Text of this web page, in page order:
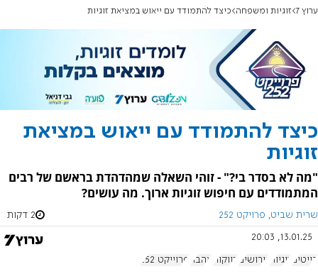
ערוץ 7 זוגיות ומשפחה כיצד להתמודד עם ייאוש במציאת זוגיות
כיצד להתמודד עם ייאוש במציאת
זוגיות
"מה לא בסדר בי?" - זוהי השאלה שמהדהדת בראשם של רבים
המתמודדים עם חיפוש זוגיות ארוך. מה עושים?
שרית שביט, פרויקט 252 2 דקות
13.01.25, 20:03
דייטים זוגיות גירושים רווקות אהבה פרוייקט 252